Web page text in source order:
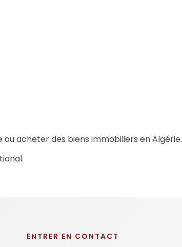
ou acheter des biens immobiliers en Algérie.
ENTRER EN CONTACT